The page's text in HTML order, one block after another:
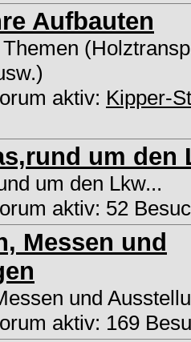
Aufbauten
aktiv: Kipper-
um den
um den Lkw...
aktiv: 52
Messen und
und
aktiv: 169